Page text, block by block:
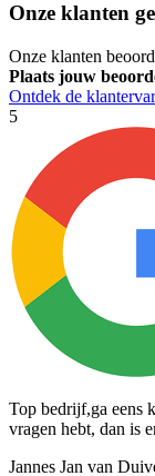
Onze klanten
Onze klanten
Plaats jouw
Ontdek de
5
Top bedrijf,ga eens
vragen hebt, dan is
Jannes Jan van